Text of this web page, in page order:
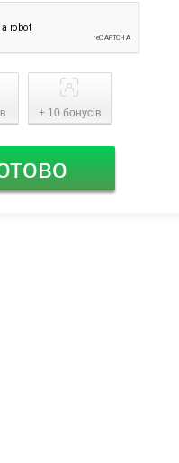
+ 10 бонусів